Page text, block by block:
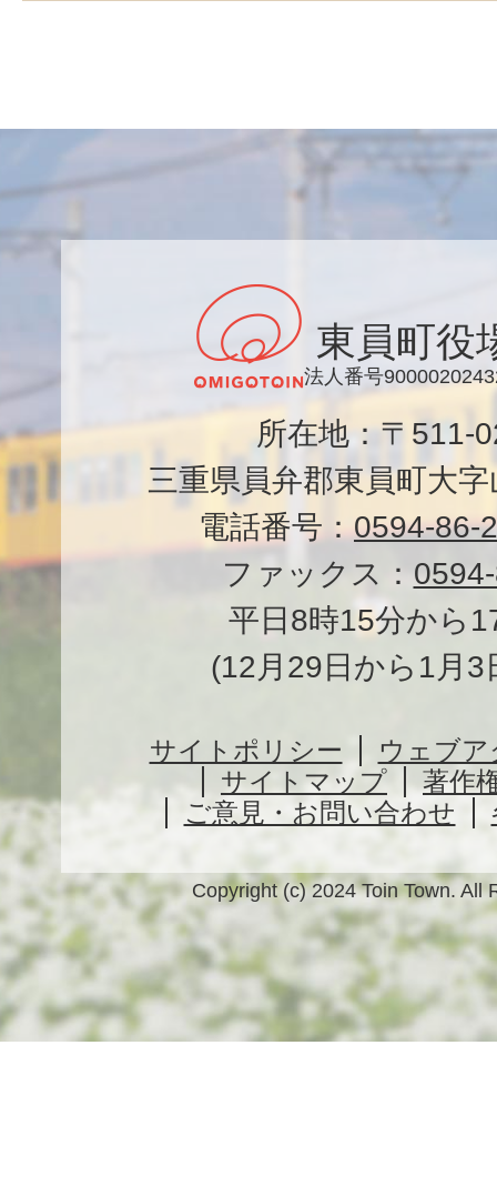
東員町役
法人番号
所在地：〒
三重県員弁郡東員町大
電話番号： 0594-86-
ファックス：
平日8時15分から
(12月29日から1月3
サイトポリシー
ウェブ
サイトマップ
著作
ご意見・お問い合わせ
Copyright (c) 2024 Toin Town. All